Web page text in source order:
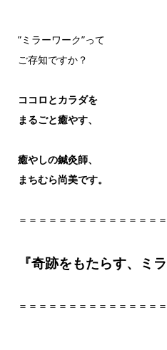
”ミラーワーク”って
ご存知ですか？
ココロとカラダを
まるごと癒やす、
癒やしの鍼灸師、
まちむら尚美です。
＝＝＝＝＝＝＝＝＝＝＝＝＝＝
『奇跡をもたらす、ミ
＝＝＝＝＝＝＝＝＝＝＝＝＝＝